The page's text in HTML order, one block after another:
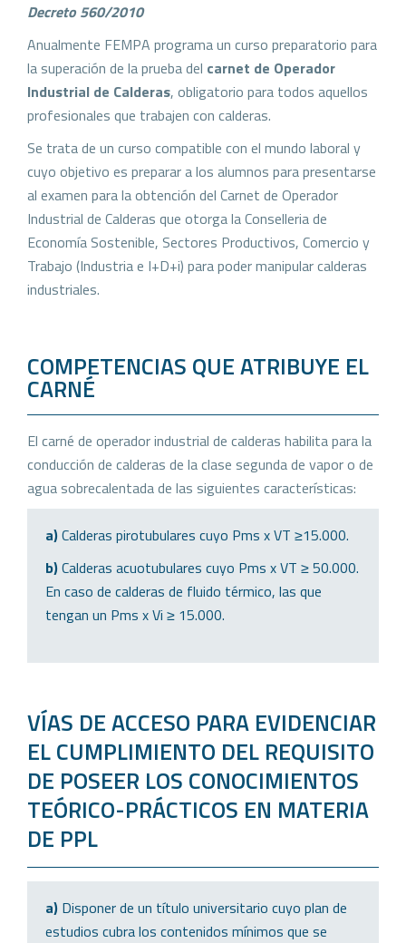
Decreto 560/2010
Anualmente FEMPA programa un curso preparatorio para
la superación de la prueba del carnet de Operador
Industrial de Calderas, obligatorio para todos aquellos
profesionales que trabajen con calderas.
Se trata de un curso compatible con el mundo laboral y
cuyo objetivo es preparar a los alumnos para presentarse
al examen para la obtención del Carnet de Operador
Industrial de Calderas que otorga la Conselleria de
Economía Sostenible, Sectores Productivos, Comercio y
Trabajo (Industria e I+D+i) para poder manipular calderas
industriales.
COMPETENCIAS QUE ATRIBUYE EL
CARNÉ
El carné de operador industrial de calderas habilita para la
conducción de calderas de la clase segunda de vapor o de
agua sobrecalentada de las siguientes características:
a)Calderas pirotubulares cuyo Pms x VT ≥15.000.
b)Calderas acuotubulares cuyo Pms x VT ≥ 50.000.
En caso de calderas de fluido térmico, las que
tengan un Pms x Vi ≥ 15.000.
VÍAS DE ACCESO PARA EVIDENCIAR
EL CUMPLIMIENTO DEL REQUISITO
DE POSEER LOS CONOCIMIENTOS
TEÓRICO-PRÁCTICOS EN MATERIA
DE PPL
a) Disponer de un título universitario cuyo plan de
estudios cubra los contenidos mínimos que se